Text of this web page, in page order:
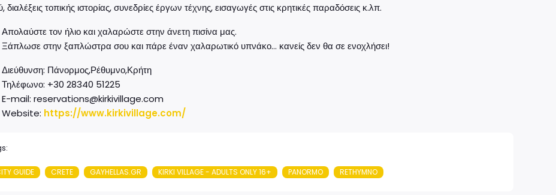
διαλέξεις τοπικής ιστορίας, συνεδρίες έργων τέχνης, εισαγωγές στις κρητικές παραδόσεις κ.λπ.
Απολαύστε τον ήλιο και χαλαρώστε στην άνετη πισίνα μας.
Ξάπλωσε στην ξαπλώστρα σου και πάρε έναν χαλαρωτικό υπνάκο… κανείς δεν θα σε ενοχλήσει!
Διεύθυνση: Πάνορμος,Ρέθυμνο,Κρήτη
Τηλέφωνο: +30 28340 51225
E-mail: reservations@kirkivillage.com
Website: https://www.kirkivillage.com/
GUIDE CRETE GAYHELLAS.GR KIRKI VILLAGE - ADULTS ONLY 16+ PANORMO RETHYMNO